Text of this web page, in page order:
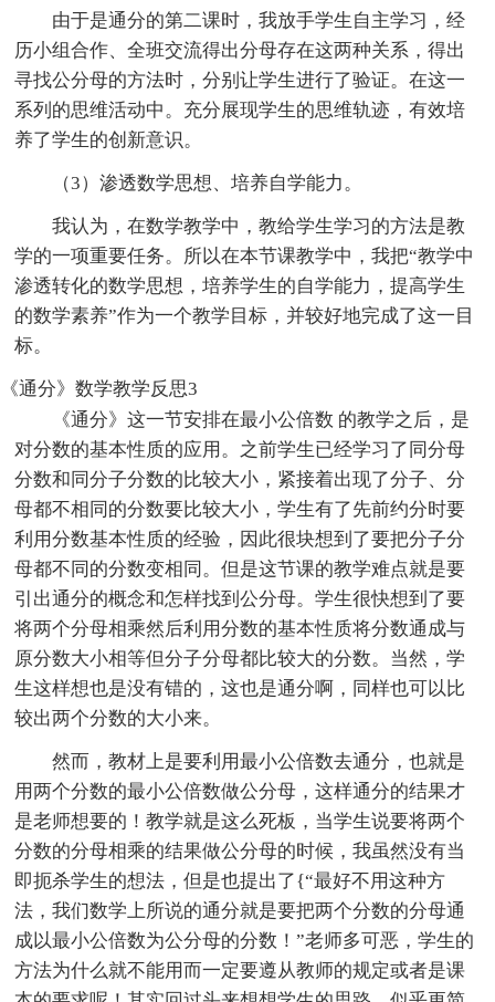
由于是通分的第二课时，我放手学生自主学习，经
历小组合作、全班交流得出分母存在这两种关系，得出
寻找公分母的方法时，分别让学生进行了验证。在这一
系列的思维活动中。充分展现学生的思维轨迹，有效培
养了学生的创新意识。
（3）渗透数学思想、培养自学能力。
我认为，在数学教学中，教给学生学习的方法是教
学的一项重要任务。所以在本节课教学中，我把“教学中
渗透转化的数学思想，培养学生的自学能力，提高学生
的数学素养”作为一个教学目标，并较好地完成了这一目
标。
《通分》数学教学反思3
《通分》这一节安排在最小公倍数 的教学之后，是
对分数的基本性质的应用。之前学生已经学习了同分母
分数和同分子分数的比较大小，紧接着出现了分子、分
母都不相同的分数要比较大小，学生有了先前约分时要
利用分数基本性质的经验，因此很块想到了要把分子分
母都不同的分数变相同。但是这节课的教学难点就是要
引出通分的概念和怎样找到公分母。学生很快想到了要
将两个分母相乘然后利用分数的基本性质将分数通成与
原分数大小相等但分子分母都比较大的分数。当然，学
生这样想也是没有错的，这也是通分啊，同样也可以比
较出两个分数的大小来。
然而，教材上是要利用最小公倍数去通分，也就是
用两个分数的最小公倍数做公分母，这样通分的结果才
是老师想要的！教学就是这么死板，当学生说要将两个
分数的分母相乘的结果做公分母的时候，我虽然没有当
即扼杀学生的想法，但是也提出了{“最好不用这种方
法，我们数学上所说的通分就是要把两个分数的分母通
成以最小公倍数为公分母的分数！”老师多可恶，学生的
方法为什么就不能用而一定要遵从教师的规定或者是课